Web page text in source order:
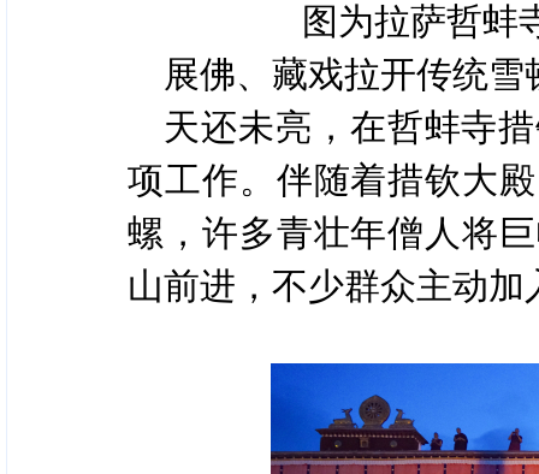
图为拉萨哲蚌
展佛、藏戏拉开传统雪
天还未亮，在哲蚌寺
项工作。伴随着措钦大
螺，许多青壮年僧人将
山前进，不少群众主动